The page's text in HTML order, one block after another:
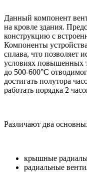
Данный компонент
на кровле здания.
конструкцию с
Компоненты
сплава, что позволяет
условиях повышенных
до 500-600°С
достигать полутора
работать порядка 2
Различают два
крышные
радиальные